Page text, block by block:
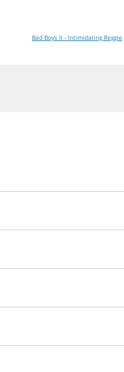
Bad Boys II - Intimidating Reggie